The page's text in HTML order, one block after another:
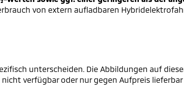
von extern aufladbaren
unterscheiden. Die Abbildungen auf
verfügbar oder nur gegen Aufpreis lieferbar